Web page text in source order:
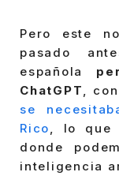
Pero este
pasado
española
ChatGPT
,
se
Rico
, lo que
donde
inteligencia